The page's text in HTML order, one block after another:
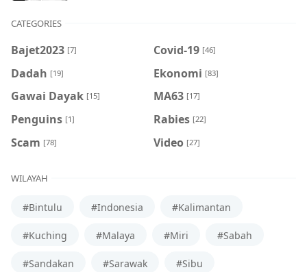
CATEGORIES
Bajet2023 [7] Covid-19 [46]
Dadah [19] Ekonomi [83]
Gawai Dayak [15] MA63 [17]
Penguins [1] Rabies [22]
Scam [78] Video [27]
WILAYAH
#Bintulu #Indonesia #Kalimantan
#Kuching #Malaya #Miri #Sabah
#Sandakan #Sarawak #Sibu